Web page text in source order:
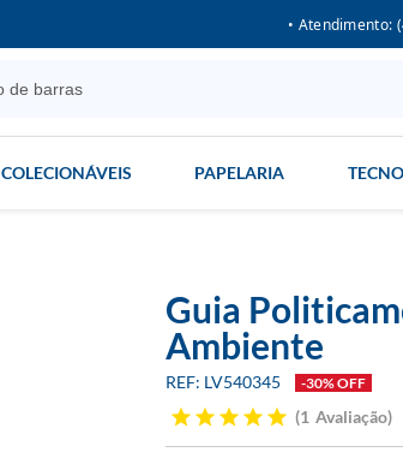
• Atendimento:
COLECIONÁVEIS PAPELARIA
Guia
Ambiente
LV540345 -30% OFF
1 Avaliação